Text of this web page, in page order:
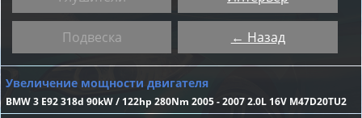
Подвеска ← Назад
Увеличение мощности двигателя
BMW 3 E92 318d 90kW / 122hp 280Nm 2005 - 2007 2.0L 16V M47D20TU2